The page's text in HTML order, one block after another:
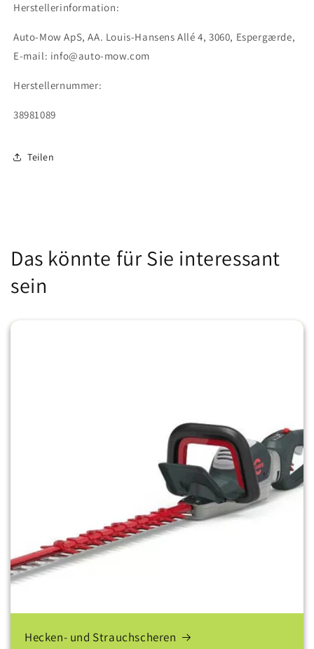
Herstellerinformation:
Auto-Mow ApS, AA. Louis-Hansens Allé 4, 3060, Espergærde,
E-mail: info@auto-mow.com
Herstellernummer:
38981089
Teilen
Das könnte für Sie interessant
sein
Hecken- und Strauchscheren